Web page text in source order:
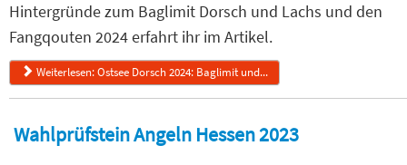
Hintergründe zum Baglimit Dorsch und Lachs und den
Fangqouten 2024 erfahrt ihr im Artikel.
Weiterlesen: Ostsee Dorsch 2024: Baglimit und...
Wahlprüfstein Angeln Hessen 2023